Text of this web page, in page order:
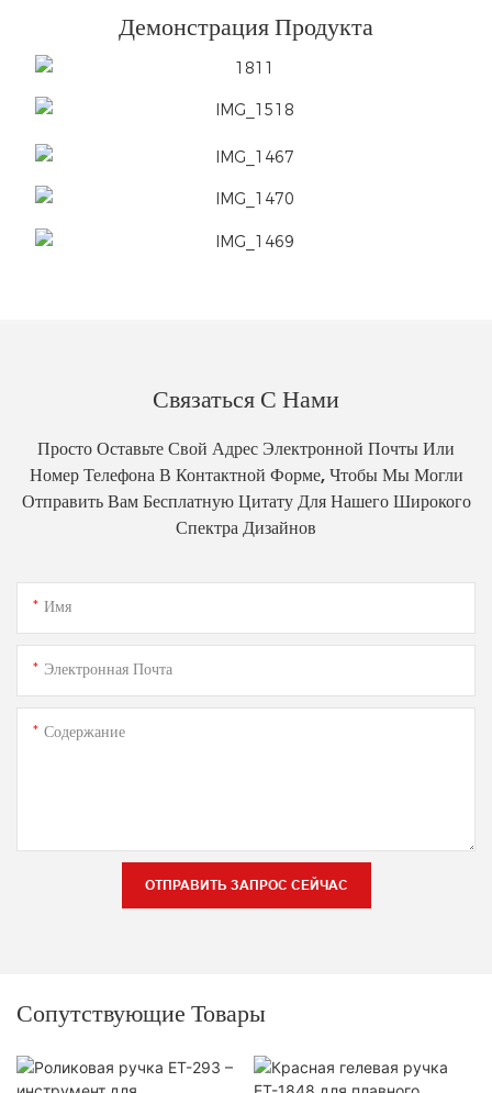
Демонстрация Продукта
Связаться С Нами
Просто Оставьте Свой Адрес Электронной Почты Или
Номер Телефона В Контактной Форме, Чтобы Мы Могли
Отправить Вам Бесплатную Цитату Для Нашего Широкого
Спектра Дизайнов
Имя
Электронная Почта
Содержание
ОТПРАВИТЬ ЗАПРОС СЕЙЧАС
Сопутствующие Товары